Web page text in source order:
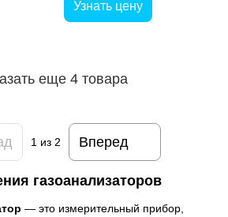
газоанализаторов
— это измерительный прибор,
Узнать цену
еще 4 товара
1 из 2 Вперед